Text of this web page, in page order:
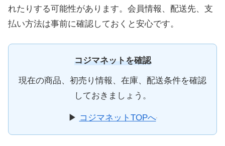
れたりする可能性があります。会員情報、配送先、支
払い方法は事前に確認しておくと安心です。
コジマネットを確認
現在の商品、初売り情報、在庫、配送条件を確認
しておきましょう。
▶ コジマネットTOPへ